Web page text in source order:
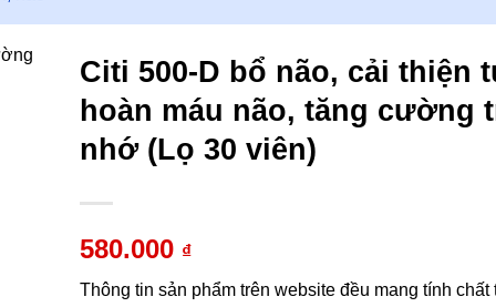
Citi 500-D bổ não, cải thiện
hoàn máu não, tăng cường
nhớ (Lọ 30 viên)
580.000 ₫
Thông tin sản phẩm trên website đều mang tính chất